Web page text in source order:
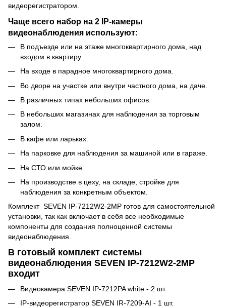
видеорегистратором.
Чаще всего набор на 2 IP-камеры
видеонаблюдения используют:
В подъезде или на этаже многоквартирного дома, над
входом в квартиру.
На входе в парадное многоквартирного дома.
Во дворе на участке или внутри частного дома, на даче.
В различных типах небольших офисов.
В небольших магазинах для наблюдения за торговым
залом.
В кафе или ларьках.
На парковке для наблюдения за машиной или в гараже.
На СТО или мойке.
На производстве в цеху, на складе, стройке для
наблюдения за конкретным объектом.
Комплект SEVEN IP-7212W2-2MP готов для самостоятельной
установки, так как включает в себя все необходимые
компоненты для создания полноценной системы
видеонаблюдения.
В готовый комплект системы
видеонаблюдения SEVEN IP-7212W2-2MP
входит
Видеокамера SEVEN IP-7212PA white - 2 шт.
IP-видеорегистратор SEVEN IR-7209-AI - 1 шт.